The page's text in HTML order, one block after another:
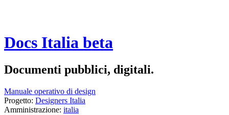
Docs Italia beta
Documenti pubblici, digitali.
Manuale operativo di design
Progetto: Designers Italia
Amministrazione: italia